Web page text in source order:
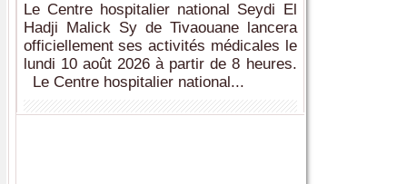
Le Centre hospitalier national Seydi El
Hadji Malick Sy de Tivaouane lancera
officiellement ses activités médicales le
lundi 10 août 2026 à partir de 8 heures.
Le Centre hospitalier national...